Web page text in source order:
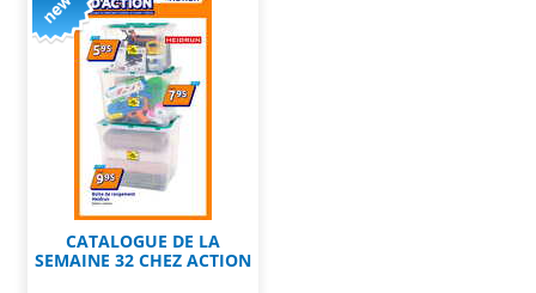
CATALOGUE DE LA
SEMAINE 32 CHEZ ACTION